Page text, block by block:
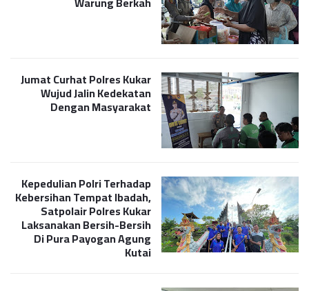
Jumat Curhat Polres Kukar
Wujud Jalin Kedekatan
Dengan Masyarakat
Kepedulian Polri Terhadap
Kebersihan Tempat Ibadah,
Satpolair Polres Kukar
Laksanakan Bersih-Bersih
Di Pura Payogan Agung
Kutai